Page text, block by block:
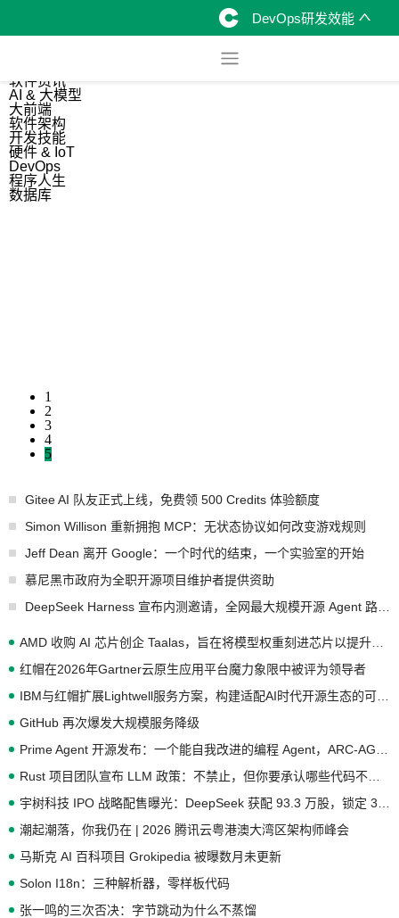
DevOps研发效能
软件资讯
AI & 大模型
大前端
软件架构
开发技能
硬件 & IoT
DevOps
程序人生
数据库
1
2
3
4
5
Gitee AI 队友正式上线，免费领 500 Credits 体验额度
Simon Willison 重新拥抱 MCP：无状态协议如何改变游戏规则
Jeff Dean 离开 Google：一个时代的结束，一个实验室的开始
慕尼黑市政府为全职开源项目维护者提供资助
红帽在2026年Gartner云原生应用平台魔力象限中被评为领导者
GitHub 再次爆发大规模服务降级
潮起潮落，你我仍在 | 2026 腾讯云粤港澳大湾区架构师峰会
马斯克 AI 百科项目 Grokipedia 被曝数月未更新
Solon I18n：三种解析器，零样板代码
张一鸣的三次否决：字节跳动为什么不蒸馏